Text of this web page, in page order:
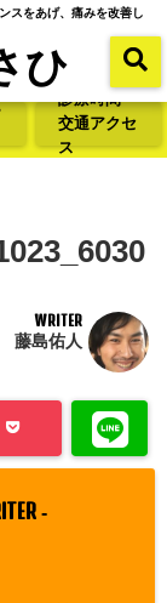
スをあげ、痛みを改善し
ひ
診療時間・
交通アクセ
ス
WRITER
藤島佑人
-